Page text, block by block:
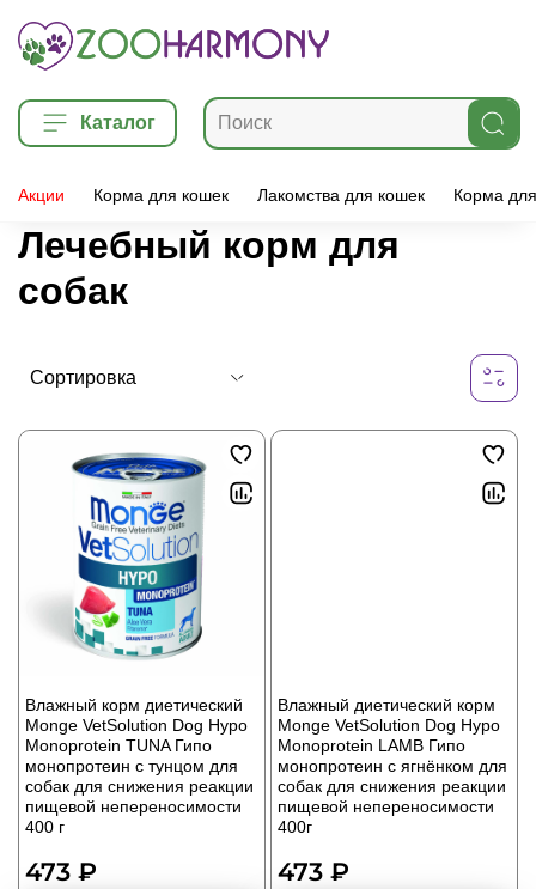
Каталог
Акции Корма для кошек Лакомства для кошек Корма
Лечебный корм для
собак
Влажный корм диетический
Monge VetSolution Dog Hypo
Monoprotein TUNA Гипо
монопротеин с тунцом для
собак для снижения реакции
пищевой непереносимости
400 г
473 ₽
Влажный диетический корм
Monge VetSolution Dog Hypo
Monoprotein LAMB Гипо
монопротеин с ягнёнком для
собак для снижения реакции
пищевой непереносимости
400г
473 ₽